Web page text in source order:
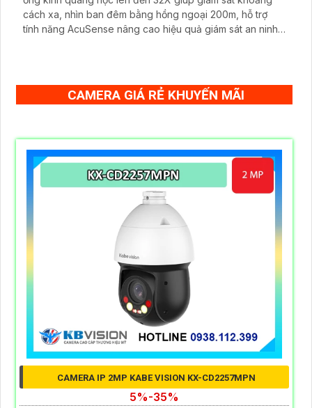
cách xa, nhìn ban đêm bằng hồng ngoại 200m, hỗ trợ
tính năng AcuSense nâng cao hiệu quả giám sát an ninh,
CAMERA GIÁ RẺ KHUYẾN MÃI
CAMERA IP 2MP KABE VISION KX-CD2257MPN
5%-35%